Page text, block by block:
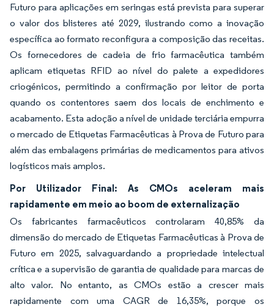
Futuro para aplicações em seringas está prevista para superar
o valor dos blisteres até 2029, ilustrando como a inovação
específica ao formato reconfigura a composição das receitas.
Os fornecedores de cadeia de frio farmacêutica também
aplicam etiquetas RFID ao nível do palete a expedidores
criogénicos, permitindo a confirmação por leitor de porta
quando os contentores saem dos locais de enchimento e
acabamento. Esta adoção a nível de unidade terciária empurra
o mercado de Etiquetas Farmacêuticas à Prova de Futuro para
além das embalagens primárias de medicamentos para ativos
logísticos mais amplos.
Por Utilizador Final: As CMOs aceleram mais
rapidamente em meio ao boom de externalização
Os fabricantes farmacêuticos controlaram 40,85% da
dimensão do mercado de Etiquetas Farmacêuticas à Prova de
Futuro em 2025, salvaguardando a propriedade intelectual
crítica e a supervisão de garantia de qualidade para marcas de
alto valor. No entanto, as CMOs estão a crescer mais
rapidamente com uma CAGR de 16,35%, porque os